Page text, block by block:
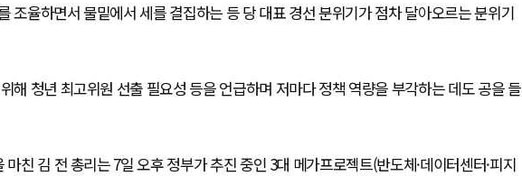
조율하면서 물밑에서 세를 결집하는 등 당 대표 경선 분위기가 점차 달아오르는 분위기
해 청년 최고위원 선출 필요성 등을 언급하며 저마다 정책 역량을 부각하는 데도 공을 들
친 김 전 총리는 7일 오후 정부가 추진 중인 3대 메가프로젝트(반도체·데이터센터·피지